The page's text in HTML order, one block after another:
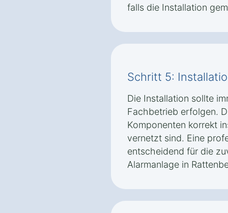
falls die Installation
Schritt 5:
Die Installation sollte
Fachbetrieb erfolgen.
Komponenten korrekt
vernetzt sind. Eine
entscheidend für die
Alarmanlage in